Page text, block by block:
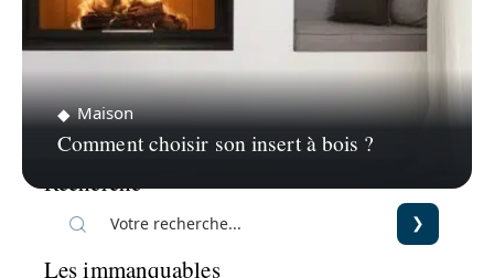
Maison
Comment choisir son insert à bois ?
Recherche
Les immanquables